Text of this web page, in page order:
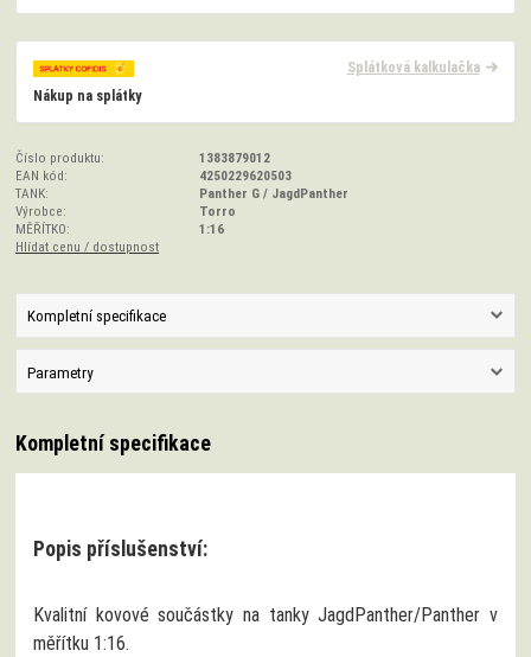
Splátková kalkulačka
Nákup na splátky
Číslo produktu:
1383879012
EAN kód:
4250229620503
TANK:
Panther G / JagdPanther
Výrobce:
Torro
MĚŘÍTKO:
1:16
Hlídat cenu / dostupnost
Kompletní specifikace
Parametry
Kompletní specifikace
Popis příslušenství:
Kvalitní kovové součástky na tanky JagdPanther/Panther v
měřítku 1:16.